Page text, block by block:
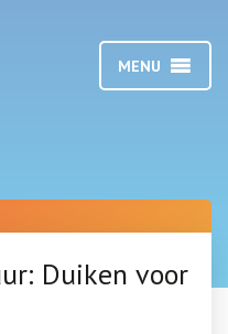
MENU
Duiken voor